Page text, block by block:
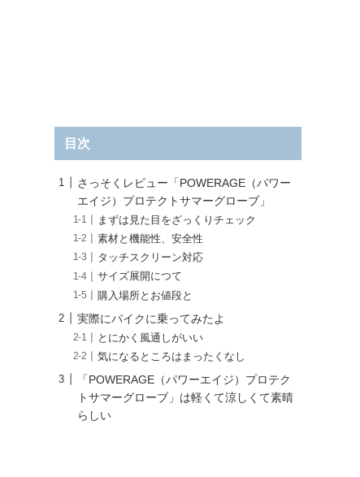
目次
さっそくレビュー「POWERAGE（パワー
エイジ）プロテクトサマーグローブ」
まずは見た目をざっくりチェック
素材と機能性、安全性
タッチスクリーン対応
サイズ展開につて
購入場所とお値段と
実際にバイクに乗ってみたよ
とにかく風通しがいい
気になるところはまったくなし
「POWERAGE（パワーエイジ）プロテク
トサマーグローブ」は軽くて涼しくて素晴
らしい